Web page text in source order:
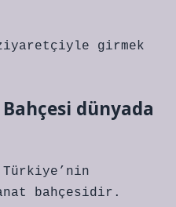
girmek
dünyada
Türkiye’nin
bahçesidir.